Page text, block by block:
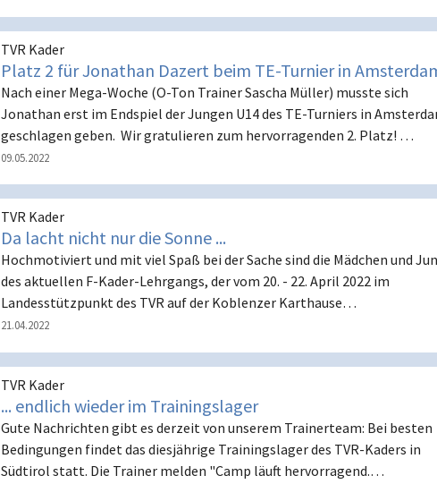
TVR Kader
Platz 2 für Jonathan Dazert beim TE-Turnier in
Nach einer Mega-Woche (O-Ton Trainer Sascha Müller) musste sich
Jonathan erst im Endspiel der Jungen U14 des TE-Turniers in
geschlagen geben. Wir gratulieren zum hervorragenden 2. Platz! …
09.05.2022
TVR Kader
Da lacht nicht nur die Sonne ...
Hochmotiviert und mit viel Spaß bei der Sache sind die Mädchen und
des aktuellen F-Kader-Lehrgangs, der vom 20. - 22. April 2022 im
Landesstützpunkt des TVR auf der Koblenzer Karthause…
21.04.2022
TVR Kader
... endlich wieder im Trainingslager
Gute Nachrichten gibt es derzeit von unserem Trainerteam: Bei besten
Bedingungen findet das diesjährige Trainingslager des TVR-Kaders in
Südtirol statt. Die Trainer melden "Camp läuft hervorragend.…